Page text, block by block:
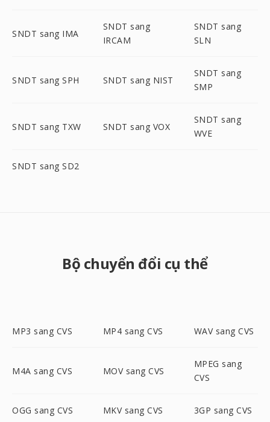
SNDT sang IMA
SNDT sang
IRCAM
SNDT sang
SLN
SNDT sang SPH SNDT sang NIST
SNDT sang
SMP
SNDT sang TXW SNDT sang VOX
SNDT sang
WVE
SNDT sang SD2
Bộ chuyển đổi cụ thể
MP3 sang CVS MP4 sang CVS WAV sang CVS
M4A sang CVS MOV sang CVS
MPEG sang
CVS
OGG sang CVS MKV sang CVS 3GP sang CVS